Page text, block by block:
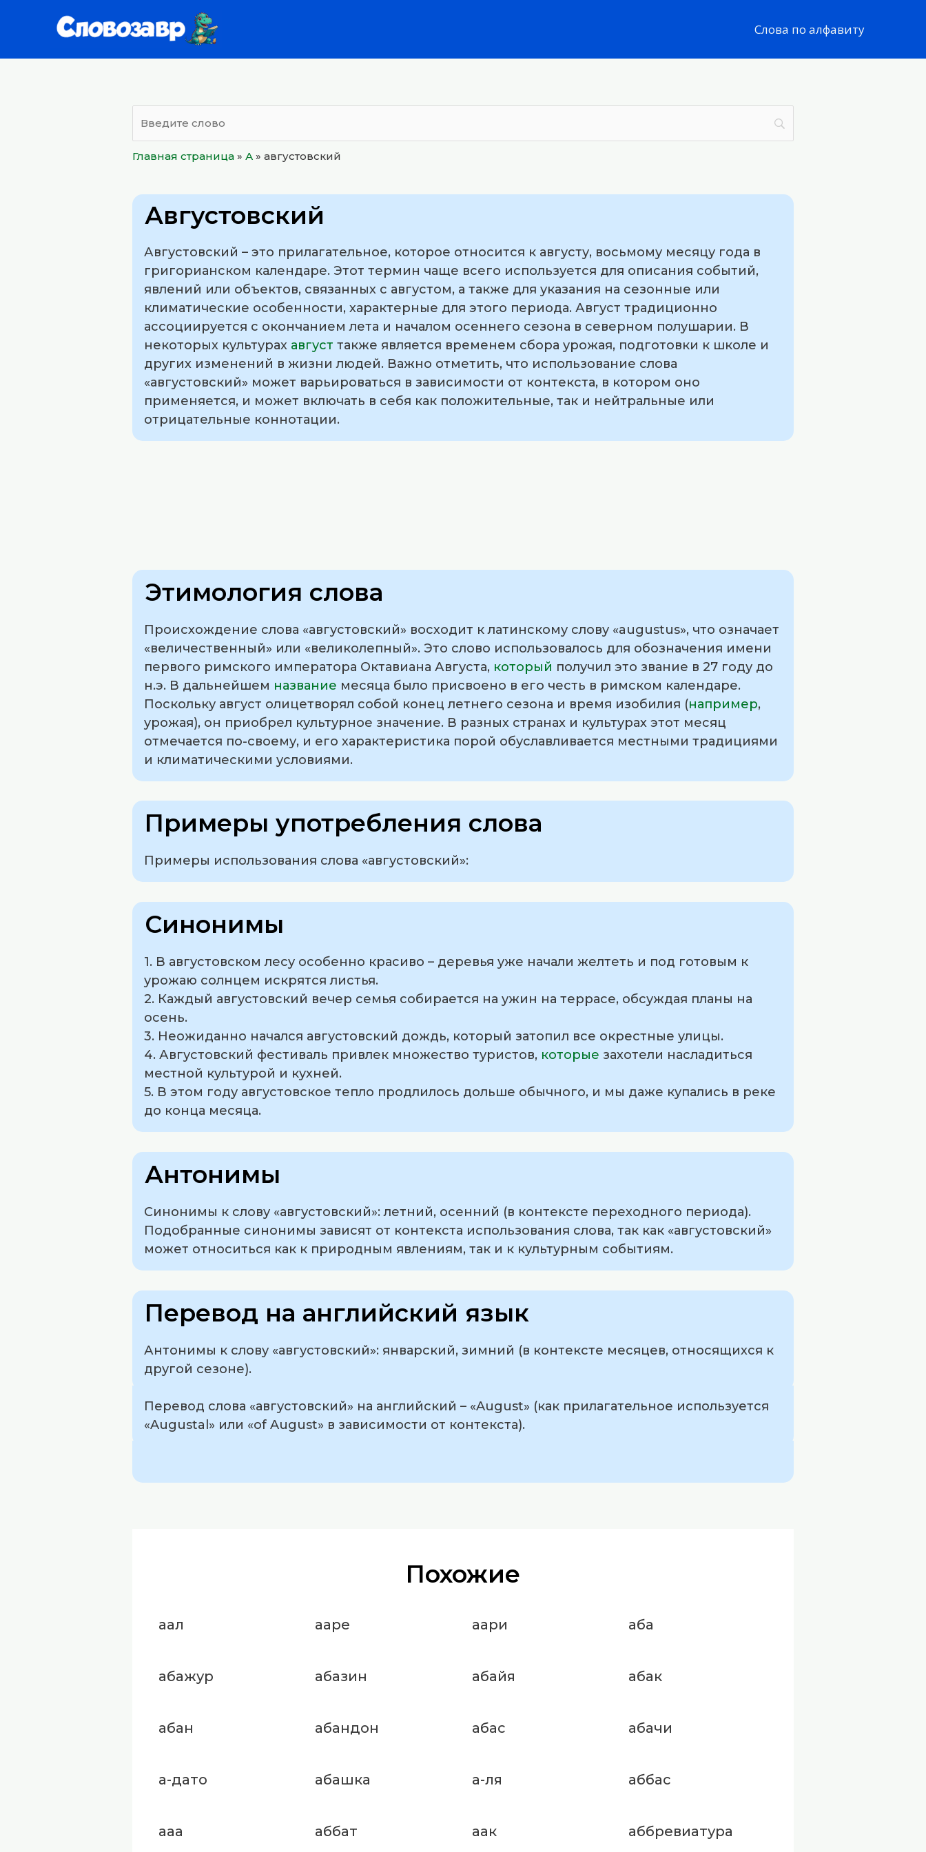
Слова по алфавиту
Главная страница » А » августовский
Августовский
Августовский – это прилагательное, которое относится к августу, восьмому месяцу года в
григорианском календаре. Этот термин чаще всего используется для описания событий,
явлений или объектов, связанных с августом, а также для указания на сезонные или
климатические особенности, характерные для этого периода. Август традиционно
ассоциируется с окончанием лета и началом осеннего сезона в северном полушарии. В
некоторых культурах август также является временем сбора урожая, подготовки к школе и
других изменений в жизни людей. Важно отметить, что использование слова
«августовский» может варьироваться в зависимости от контекста, в котором оно
применяется, и может включать в себя как положительные, так и нейтральные или
отрицательные коннотации.
Этимология слова
Происхождение слова «августовский» восходит к латинскому слову «augustus», что означает
«величественный» или «великолепный». Это слово использовалось для обозначения имени
первого римского императора Октавиана Августа, который получил это звание в 27 году до
н.э. В дальнейшем название месяца было присвоено в его честь в римском календаре.
Поскольку август олицетворял собой конец летнего сезона и время изобилия (например,
урожая), он приобрел культурное значение. В разных странах и культурах этот месяц
отмечается по-своему, и его характеристика порой обуславливается местными традициями
и климатическими условиями.
Примеры употребления слова
Примеры использования слова «августовский»:
Синонимы
1. В августовском лесу особенно красиво – деревья уже начали желтеть и под готовым к
урожаю солнцем искрятся листья.
2. Каждый августовский вечер семья собирается на ужин на террасе, обсуждая планы на
осень.
3. Неожиданно начался августовский дождь, который затопил все окрестные улицы.
4. Августовский фестиваль привлек множество туристов, которые захотели насладиться
местной культурой и кухней.
5. В этом году августовское тепло продлилось дольше обычного, и мы даже купались в реке
до конца месяца.
Антонимы
Синонимы к слову «августовский»: летний, осенний (в контексте переходного периода).
Подобранные синонимы зависят от контекста использования слова, так как «августовский»
может относиться как к природным явлениям, так и к культурным событиям.
Перевод на английский язык
Антонимы к слову «августовский»: январский, зимний (в контексте месяцев, относящихся к
другой сезоне).
Перевод слова «августовский» на английский – «August» (как прилагательное используется
«Augustal» или «of August» в зависимости от контекста).
Похожие
аал ааре аари аба
абажур абазин абайя абак
абан абандон абас абачи
а-дато абашка а-ля аббас
ааа аббат аак аббревиатура